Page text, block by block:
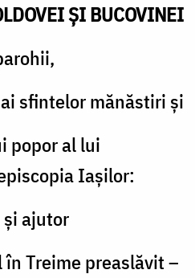
ŞI BUCOVINEI
sfintelor mănăstiri şi
popor al lui
Iaşilor:
ajutor
în Treime preaslăvit –